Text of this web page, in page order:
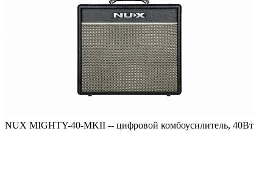
NUX MIGHTY-40-MKII -- цифровой комбоусилитель, 40Вт